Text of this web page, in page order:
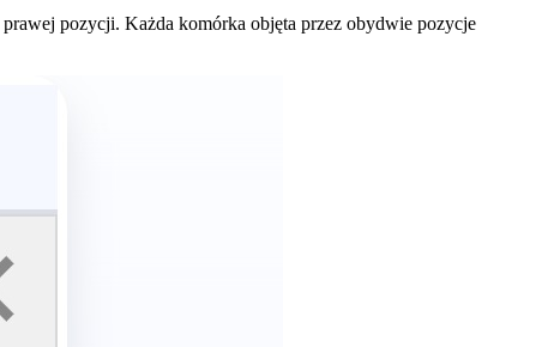
pozycji. Każda komórka objęta przez obydwie pozycje